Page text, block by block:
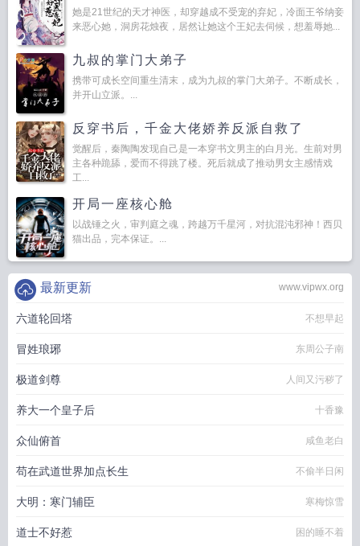
她是21世纪的天才神医，却穿越成不受宠的弃妃，冷面王爷纳妾
来恶心她，洞房花烛夜，居然让她这个王妃去伺候，想羞辱她...
九叔的掌门大弟子
携带可成长空间重生清末，成为九叔的掌门大弟子。不断成长，
并开山立派。...
反穿书后，千金大佬娇养反派自救了
觉醒后，秦陶陶发现自己是一本穿书文男主的白月光。生前对男
主各种跪舔，爱而不得跳了楼。死后就成了推动男女主感情戏
工...
开局一座核心舱
以战锤之火，审判庭之魂，跨越万千星河，对抗混沌邪神！西贝
猫出品，完本保证。...
www.vipwx.org
最新更新
六道轮回塔 不想早起
冒姓琅琊 东周公子南
极道剑尊 人间又污秽了
养大一个皇子后 十香豫
众仙俯首 咸鱼老白
苟在武道世界加点长生 不偷半日闲
大明：寒门辅臣 寒梅惊雪
道士不好惹 困的睡不着